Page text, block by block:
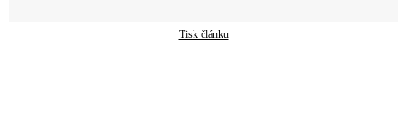
Tisk článku